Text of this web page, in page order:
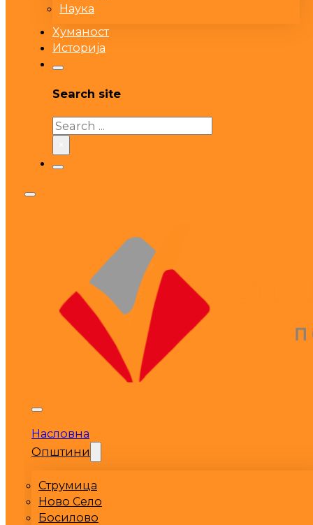
Наука
Хуманост
Историја
Search site
Search
Насловна
Општини
Струмица
Ново Село
Босилово